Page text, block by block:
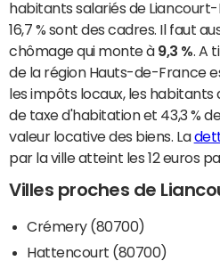
habitants salariés de
16,7 % sont des cadres. Il faut
chômage qui monte à 9,3 % . A
de la région Hauts-de-France
les impôts locaux, les habitants
de taxe d'habitation et 43,3 %
valeur locative des biens. La
par la ville atteint les 12 euros
Villes proches de
Crémery (80700)
Hattencourt (80700)